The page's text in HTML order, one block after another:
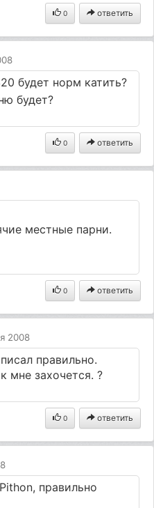
0 ответить
будет норм катить?
будет?
0 ответить
местные парни.
0 ответить
2008
правильно.
мне захочется. ?
0 ответить
правильно